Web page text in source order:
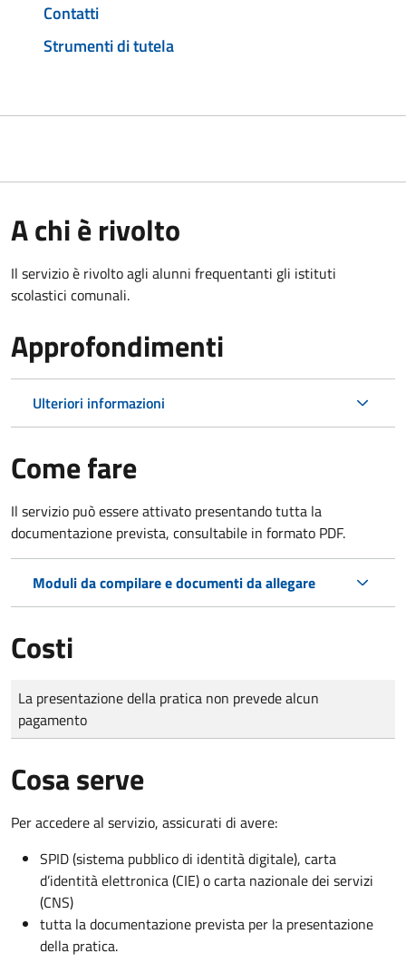
Contatti
Strumenti di tutela
A chi è rivolto
Il servizio è rivolto agli alunni frequentanti gli istituti
scolastici comunali.
Approfondimenti
Ulteriori informazioni
Come fare
Il servizio può essere attivato presentando tutta la
documentazione prevista, consultabile in formato PDF.
Moduli da compilare e documenti da allegare
Costi
Tipo di pagamento
Importo
La presentazione della pratica non prevede alcun
pagamento
Cosa serve
Per accedere al servizio, assicurati di avere:
SPID (sistema pubblico di identità digitale), carta
d’identità elettronica (CIE) o carta nazionale dei servizi
(CNS)
tutta la documentazione prevista per la presentazione
della pratica.